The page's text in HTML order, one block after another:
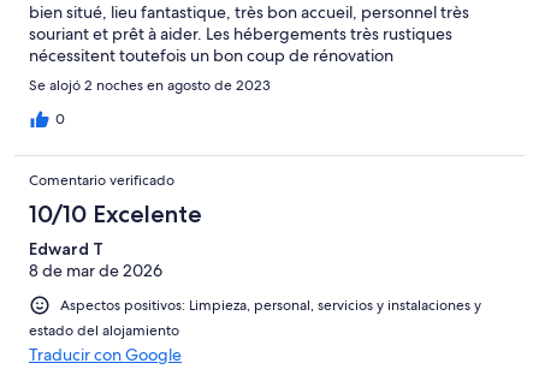
bien situé, lieu fantastique, très bon accueil, personnel très
souriant et prêt à aider. Les hébergements très rustiques
nécessitent toutefois un bon coup de rénovation
Se alojó 2 noches en agosto de 2023
0
Comentario verificado
10/10 Excelente
Edward T
8 de mar de 2026
Aspectos positivos: Limpieza, personal, servicios y instalaciones y
estado del alojamiento
Traducir con Google